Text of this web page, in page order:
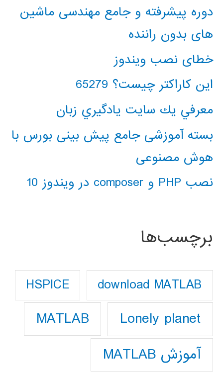
دوره پیشرفته و جامع مهندسی ماشین
های بدون راننده
خطای نصب ویندوز
این کاراکتر چیست؟ 65279
معرفي يك سايت يادگيري زبان
بسته آموزشی جامع پیش بینی بورس با
هوش مصنوعی
نصب PHP و composer در ویندوز 10
برچسب‌ها
download MATLAB
HSPICE
Lonely planet
MATLAB
آموزش MATLAB